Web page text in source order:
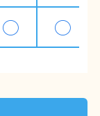
目の無料体
オトクな
でき
◯ ◯